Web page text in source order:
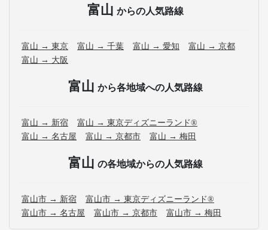
富山 からの人気路線
富山 → 東京 富山 → 千葉 富山 → 愛知
富山 → 京都
富山 → 大阪
富山 から各地域への人気路線
富山 → 新宿
富山 → 東京ディズニーランド®
富山 → 名古屋
富山 → 京都市 富山 → 梅田
富山 の各地域からの人気路線
富山市 → 新宿
富山市 → 東京ディズニーランド®
富山市 → 名古屋
富山市 → 京都市 富山市 → 梅田